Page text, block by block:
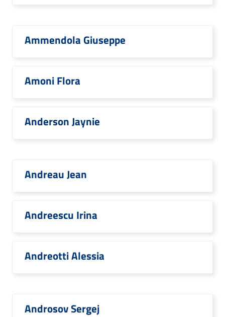
Ammendola Giuseppe
Amoni Flora
Anderson Jaynie
Andreau Jean
Andreescu Irina
Andreotti Alessia
Androsov Sergej